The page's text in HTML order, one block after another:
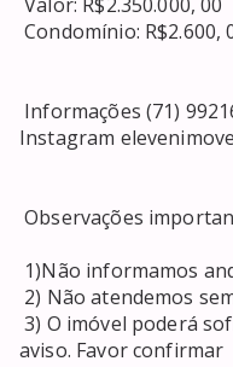
Condomínio: R$2.600, 00
Instagram
Observações importantes sobre este imóvel:
3) O imóvel poderá sofrer alterações de preço sem
aviso. Favor confirmar